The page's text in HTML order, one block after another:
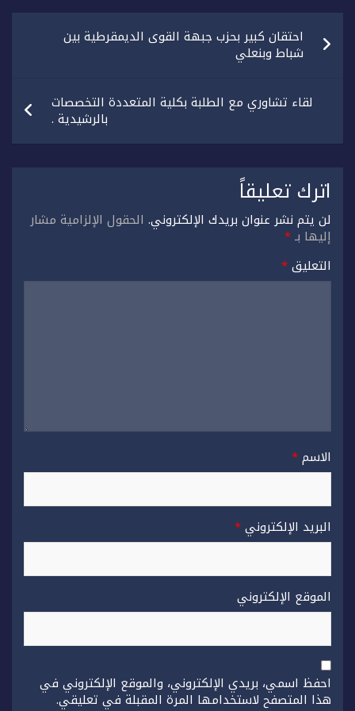
تصفّح
المقالاتاحتقان كبير بحزب جبهة القوى الديمقرطية بين
شباط وبنعلي
لقاء تشاوري مع الطلبة بكلية المتعددة التخصصات
بالرشيدية .
اترك تعليقاً
لن يتم نشر عنوان بريدك الإلكتروني. الحقول الإلزامية مشار
إليها بـ*
التعليق*
الاسم*
البريد الإلكتروني*
الموقع الإلكتروني
احفظ اسمي، بريدي الإلكتروني، والموقع الإلكتروني في
هذا المتصفح لاستخدامها المرة المقبلة في تعليقي.